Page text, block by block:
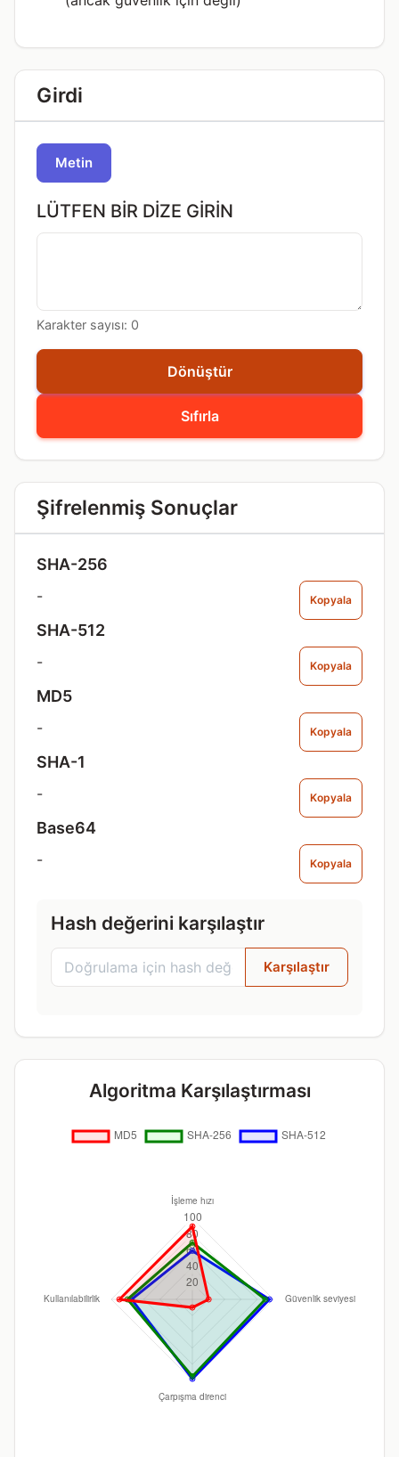
Girdi
Metin
LÜTFEN BIR DIZE GIRIN
Karakter sayısı: 0
Sıfırla
Dönüştür
Şifrelenmiş Sonuçlar
SHA-256
- Kopyala
SHA-512
- Kopyala
MD5
- Kopyala
SHA-1
- Kopyala
Base64
- Kopyala
Hash değerini karşılaştır
Karşılaştır
Algoritma Karşılaştırması